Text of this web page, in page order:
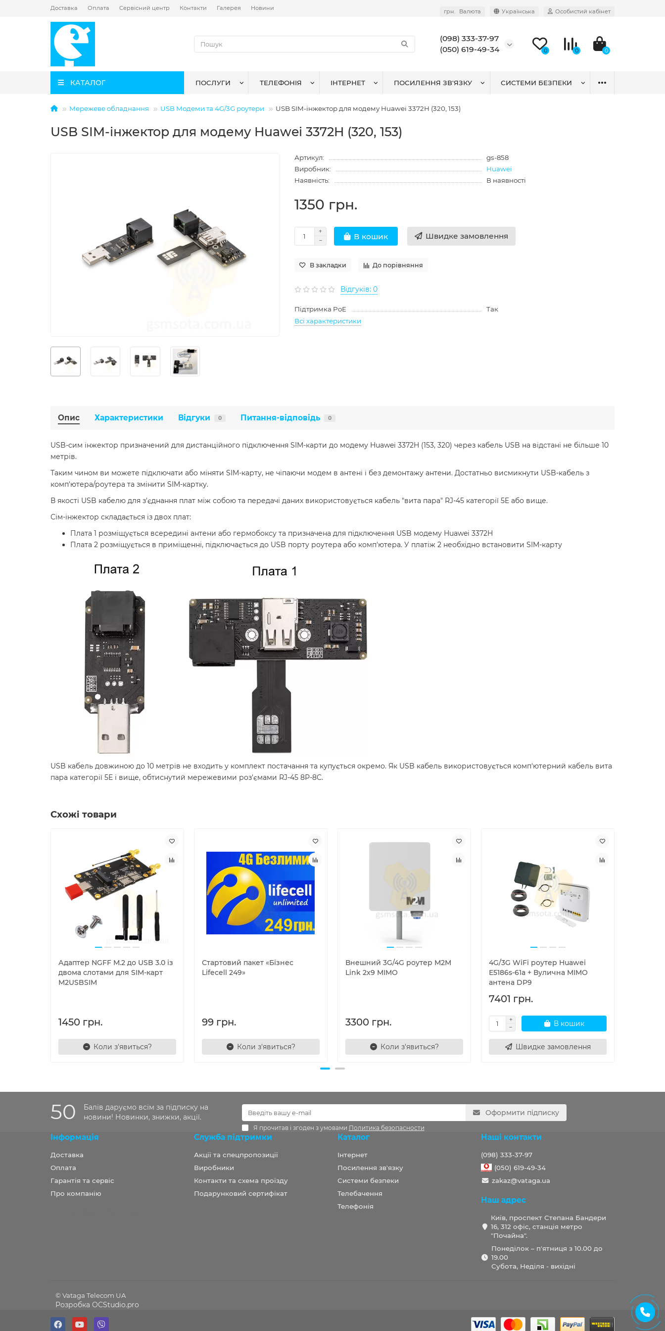
Доставка Оплата Сервісний центр Контакти Галерея Новини грн. Валюта Українська Особистий кабінет
(098) 333-37-97
(050) 619-49-34
0 0 0
КАТАЛОГ ПОСЛУГИ ТЕЛЕФОНІЯ ІНТЕРНЕТ ПОСИЛЕННЯ ЗВ'ЯЗКУ СИСТЕМИ БЕЗПЕКИ
Мережеве обладнання USB Модеми та 4G/3G роутери USB SIM-інжектор для модему Huawei 3372H (320, 153)
USB SIM-інжектор для модему Huawei 3372H (320, 153)
Артикул:
gs-858
Виробник:
Huawei
Наявність:
В наявності
1350 грн.
В кошик Швидке замовлення
В закладки До порівняння
Відгуків: 0
Підтримка PoE
Так
Всі характеристики
Опис Характеристики Відгуки 0 Питання-відповідь 0
USB-сим інжектор призначений для дистанційного підключення SIM-карти до модему Huawei 3372H (153, 320) через кабель USB на відстані не більше 10
метрів.
Таким чином ви можете підключати або міняти SIM-карту, не чіпаючи модем в антені і без демонтажу антени. Достатньо висмикнути USB-кабель з
комп'ютера/роутера та змінити SIM-картку.
В якості USB кабелю для з'єднання плат між собою та передачі даних використовується кабель "вита пара" RJ-45 категорії 5E або вище.
Сім-інжектор складається із двох плат:
Плата 1 розміщується всередині антени або гермобоксу та призначена для підключення USB модему Huawei 3372H
Плата 2 розміщується в приміщенні, підключається до USB порту роутера або комп'ютера. У платіж 2 необхідно встановити SIM-карту
USB кабель довжиною до 10 метрів не входить у комплект постачання та купується окремо. Як USB кабель використовується комп'ютерний кабель вита
пара категорії 5E і вище, обтиснутий мережевими роз'ємами RJ-45 8P-8C.
Схожі товари
Адаптер NGFF M.2 до USB 3.0 із
двома слотами для SIM-карт
M2USBSIM
1450 грн.
Коли з'явиться?
Стартовий пакет «Бізнес
Lifecell 249»
99 грн.
Коли з'явиться?
Внешний 3G/4G роутер M2M
Link 2x9 MIMO
3300 грн.
Коли з'явиться?
4G/3G WiFi роутер Huawei
E5186s-61a + Вулична MIMO
антена DP9
7401 грн.
В кошик
Швидке замовлення
50
Балів даруємо всім за підписку на
новини! Новинки, знижки, акції.
Оформити підписку
Я прочитав і згоден з умовами Политика безопасности
Інформація
Доставка
Оплата
Гарантія та сервіс
Про компанію
Служба підтримки
Акції та спецпропозиції
Виробники
Контакти та схема проїзду
Подарунковий сертифікат
Каталог
Інтернет
Посилення зв'язку
Системи безпеки
Телебачення
Телефонія
Наші контакти
(098) 333-37-97
(050) 619-49-34
zakaz@vataga.ua
Наш адрес
Київ, проспект Степана Бандери
16, 312 офіс, станція метро
"Почайна".
Понеділок – п'ятниця з 10.00 до
19.00
Субота, Неділя - вихідні
© Vataga Telecom UA
Розробка OCStudio.pro